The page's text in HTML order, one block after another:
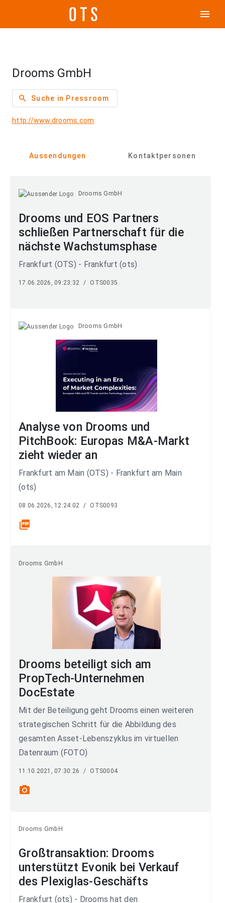
menu
Drooms GmbH
search Suche in Pressroom
http://www.drooms.com
Aussendungen Kontaktpersonen
Drooms GmbH
Drooms und EOS Partners
schließen Partnerschaft für die
nächste Wachstumsphase
Frankfurt (OTS) - Frankfurt (ots)
17.06.2026, 09:23:32 / OTS0035
Drooms GmbH
Analyse von Drooms und
PitchBook: Europas M&A-Markt
zieht wieder an
Frankfurt am Main (OTS) - Frankfurt am Main
(ots)
08.06.2026, 12:24:02 / OTS0093
picture_as_pdf
Drooms GmbH
Drooms beteiligt sich am
PropTech-Unternehmen
DocEstate
Mit der Beteiligung geht Drooms einen weiteren
strategischen Schritt für die Abbildung des
gesamten Asset-Lebenszyklus im virtuellen
Datenraum (FOTO)
11.10.2021, 07:30:26 / OTS0004
photo_camera
Drooms GmbH
Großtransaktion: Drooms
unterstützt Evonik bei Verkauf
des Plexiglas-Geschäfts
Frankfurt (ots) - Drooms hat den